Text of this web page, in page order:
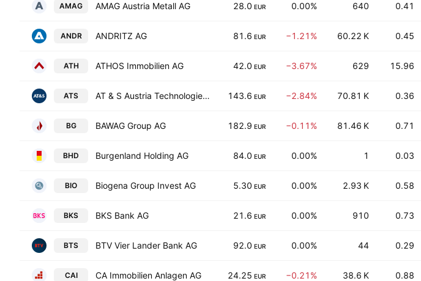
AMAG AMAG Austria Metall AG 28.0 EUR 0.00% 640 0.41
ANDR ANDRITZ AG 81.6 EUR −1.21% 60.22 K 0.45
ATH ATHOS Immobilien AG 42.0 EUR −3.67% 629 15.96
ATS AT & S Austria Technologie & Systemtechnik Aktiengesellschaft 143.6 EUR −2.84% 70.81 K 0.36
BG BAWAG Group AG 182.9 EUR −0.11% 81.46 K 0.71
BHD Burgenland Holding AG 84.0 EUR 0.00% 1 0.03
BIO Biogena Group Invest AG 5.30 EUR 0.00% 2.93 K 0.58
BKS BKS Bank AG 21.6 EUR 0.00% 910 0.73
BTS BTV Vier Lander Bank AG 92.0 EUR 0.00% 44 0.29
CAI CA Immobilien Anlagen AG 24.25 EUR −0.21% 38.6 K 0.88